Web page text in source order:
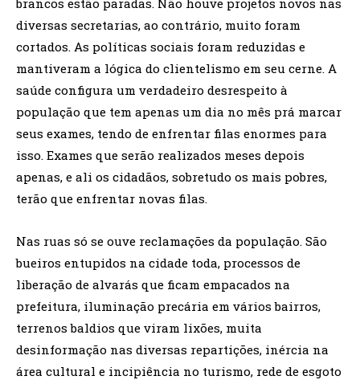
diversas secretarias, ao contrário, muito foram
cortados. As políticas sociais foram reduzidas e
mantiveram a lógica do clientelismo em seu cerne. A
saúde configura um verdadeiro desrespeito à
população que tem apenas um dia no mês prá marcar
seus exames, tendo de enfrentar filas enormes para
isso. Exames que serão realizados meses depois
apenas, e ali os cidadãos, sobretudo os mais pobres,
terão que enfrentar novas filas.
Nas ruas só se ouve reclamações da população. São
bueiros entupidos na cidade toda, processos de
liberação de alvarás que ficam empacados na
prefeitura, iluminação precária em vários bairros,
terrenos baldios que viram lixões, muita
desinformação nas diversas repartições, inércia na
área cultural e incipiência no turismo, rede de esgoto